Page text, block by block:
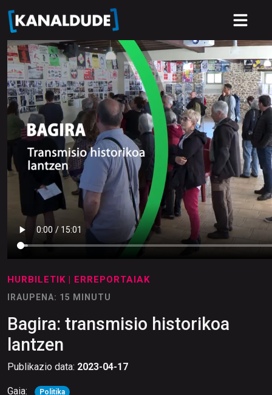
HURBILETIK | ERREPORTAIAK
IRAUPENA: 15 MINUTU
Bagira: transmisio historikoa
lantzen
Publikazio data: 2023-04-17
Gaia: Politika